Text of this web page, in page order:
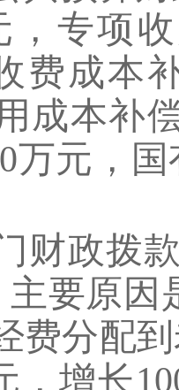
，专项
费成本
成本补
万元，
财政拨
主要原因
费分配
，增长